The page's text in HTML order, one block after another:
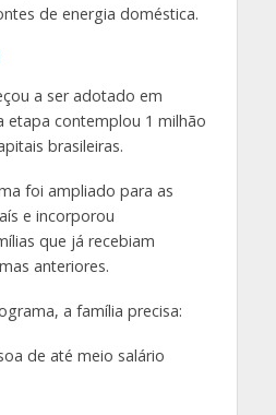
de energia doméstica.
a ser adotado em
etapa contemplou 1 milhão
brasileiras.
foi ampliado para as
e incorporou
que já recebiam
anteriores.
a família precisa:
de até meio salário